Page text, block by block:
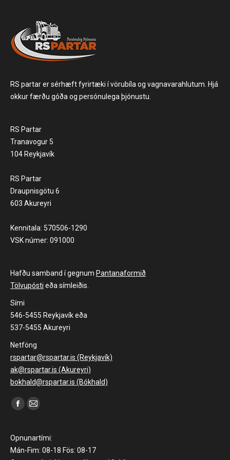
RS partar er sérhæft fyrirtæki í vörubíla og vagnavarahlutum. Hjá
okkur færðu góða og persónulega þjónustu.
RS Partar
Tranavogur 5
104 Reykjavík
RS Partar
Draupnisgötu 6
603 Akureyri
Kennitala: 570506-1290
VSK númer: 091000
Hafðu samband í gegnum Pantanaformið
Tölvupósti eða símleiðis.
Sími
546-5455 Reykjavík eða
537-5455 Akureyri
Netföng
rspartar@rspartar.is (Reykjavík)
ak@rspartar.is (Akureyri)
bokhald@rspartar.is (Bókhald)
Find us on:
Facebook
opens
in
Mail
opens
in
Opnunartími:
Mán-Fim: 08-18 Fös: 08-17